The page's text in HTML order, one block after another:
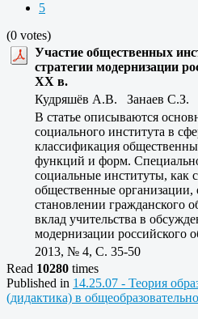
5
(0 votes)
Участие общественных
стратегии модернизации
ХХ в.
Кудряшёв А.В. Занаев С.З.
В статье описываются
социального института в
классификация
функций и форм.
социальные институты, как
общественные организации,
становлении гражданского
вклад учительства в
модернизации российского
2013, № 4, C. 35-50
Read 10280 times
Published in 14.25.07 - Теория
(дидактика) в